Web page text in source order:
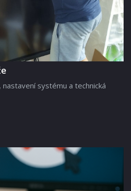
nastavení systému a technická